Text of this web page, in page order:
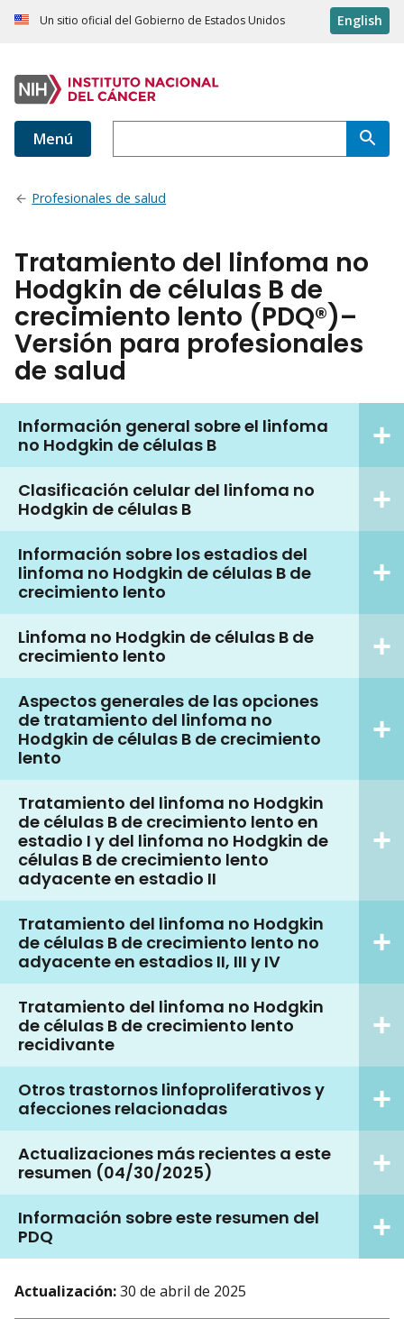
Un sitio oficial del Gobierno de Estados Unidos English
Menú
Profesionales de salud
Tratamiento del linfoma no
Hodgkin de células B de
crecimiento lento (PDQ®)–
Versión para profesionales
de salud
Información general sobre el linfoma
no Hodgkin de células B
Clasificación celular del linfoma no
Hodgkin de células B
Información sobre los estadios del
linfoma no Hodgkin de células B de
crecimiento lento
Linfoma no Hodgkin de células B de
crecimiento lento
Aspectos generales de las opciones
de tratamiento del linfoma no
Hodgkin de células B de crecimiento
lento
Tratamiento del linfoma no Hodgkin
de células B de crecimiento lento en
estadio I y del linfoma no Hodgkin de
células B de crecimiento lento
adyacente en estadio II
Tratamiento del linfoma no Hodgkin
de células B de crecimiento lento no
adyacente en estadios II, III y IV
Tratamiento del linfoma no Hodgkin
de células B de crecimiento lento
recidivante
Otros trastornos linfoproliferativos y
afecciones relacionadas
Actualizaciones más recientes a este
resumen (04/30/2025)
Información sobre este resumen del
PDQ
Actualización:30 de abril de 2025